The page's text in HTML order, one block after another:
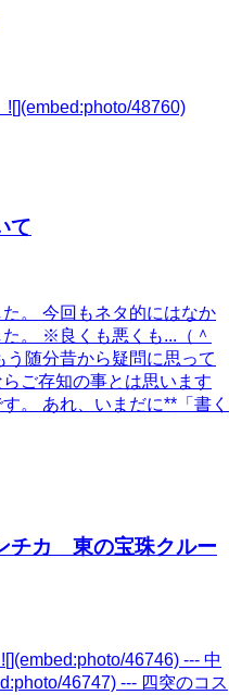
48760)
て
。 今回もネタ的にはなか
。 ※良くも悪くも...（＾
う随分昔から疑問に思って
ご存知の事とは思います
。 あれ、いまだに**「書く
チカ 東の宝珠クルー
46746) --- 中
46747) --- 四突のコス